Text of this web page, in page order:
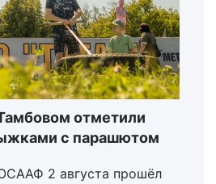
отметили
с парашютом
2 августа прошёл